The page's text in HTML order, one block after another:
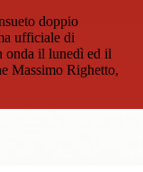
doppio
ufficiale di
onda il lunedì ed il
Massimo Righetto,